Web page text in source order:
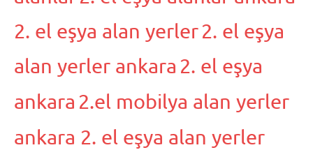
2. el eşya alan yerler2. el eşya
alan yerler ankara 2. el eşya
ankara 2.el mobilya alan yerler
ankara 2. el eşya alan yerler